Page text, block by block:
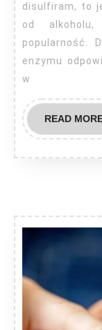
disulfiram, to
od
popularność.
enzymu
w
READ